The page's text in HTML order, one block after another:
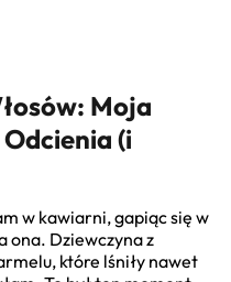
Moja
(i
w kawiarni, gapiąc się w
ona. Dziewczyna z
które lśniły nawet